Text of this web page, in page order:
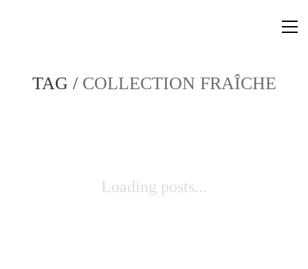
TAG / COLLECTION FRAÎCHE
Loading posts...